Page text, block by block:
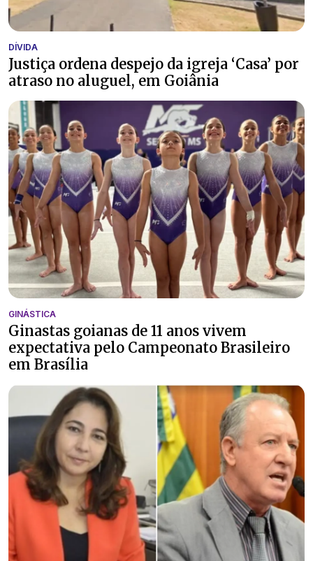
DÍVIDA
Justiça ordena despejo da igreja ‘Casa’ por
atraso no aluguel, em Goiânia
GINÁSTICA
Ginastas goianas de 11 anos vivem
expectativa pelo Campeonato Brasileiro
em Brasília